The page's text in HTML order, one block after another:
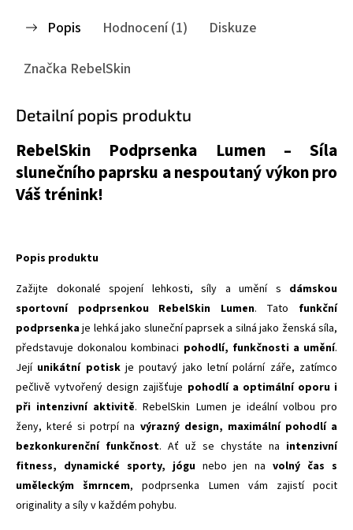
Popis Hodnocení (1)
Diskuze
Značka RebelSkin
Detailní popis produktu
RebelSkin Podprsenka Lumen – Síla
slunečního paprsku a nespoutaný výkon pro
Váš trénink!
Popis produktu
Zažijte dokonalé spojení lehkosti, síly a umění s dámskou
sportovní podprsenkou RebelSkin Lumen. Tato funkční
podprsenkaje lehká jako sluneční paprsek a silná jako ženská síla,
představuje dokonalou kombinaci pohodlí, funkčnosti a umění.
Její unikátní potiskje poutavý jako letní polární záře, zatímco
pečlivě vytvořený design zajišťuje pohodlí a optimální oporu i
při intenzivní aktivitě. RebelSkin Lumen je ideální volbou pro
ženy, které si potrpí na výrazný design, maximální pohodlí a
bezkonkurenční funkčnost. Ať už se chystáte na intenzivní
fitness, dynamické sporty, jógunebo jen navolný čas s
uměleckým šmrncem, podprsenka Lumen vám zajistí pocit
originality a síly v každém pohybu.